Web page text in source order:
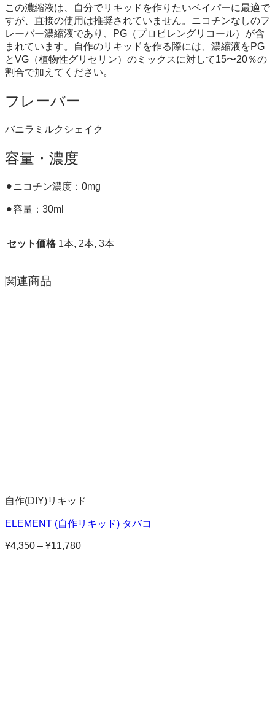
この濃縮液は、自分でリキッドを作りたいベイパーに最適で
すが、直接の使用は推奨されていません。ニコチンなしのフ
レーバー濃縮液であり、PG（プロピレングリコール）が含
まれています。自作のリキッドを作る際には、濃縮液をPG
とVG（植物性グリセリン）のミックスに対して15〜20％の
割合で加えてください。
フレーバー
バニラミルクシェイク
容量・濃度
⚫︎ニコチン濃度：0mg
⚫︎容量：30ml
セット価格 1本, 2本, 3本
関連商品
自作(DIY)リキッド
ELEMENT (自作リキッド) タバコ
¥4,350 – ¥11,780価